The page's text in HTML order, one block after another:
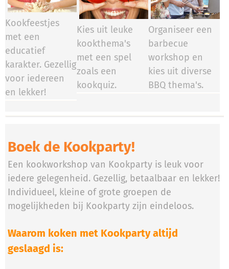
Kookfeestjes
met een
educatief
karakter. Gezellig
voor iedereen
en lekker!
Kies uit leuke
kookthema's
met een spel
zoals een
kookquiz.
Organiseer een
barbecue
workshop en
kies uit diverse
BBQ thema's.
Boek de Kookparty!
Een kookworkshop van Kookparty is leuk voor
iedere gelegenheid. Gezellig, betaalbaar en lekker!
Individueel, kleine of grote groepen de
mogelijkheden bij Kookparty zijn eindeloos.
Waarom koken met Kookparty altijd
geslaagd is: